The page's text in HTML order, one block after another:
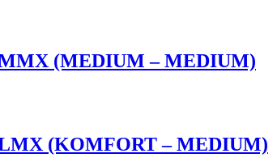
(MEDIUM – MEDIUM)
(KOMFORT – MEDIUM)